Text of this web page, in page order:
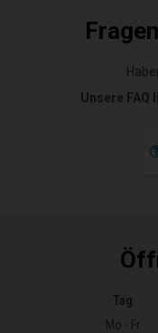
Unsere
Öffnungszeiten
Tag
Mo - Fr